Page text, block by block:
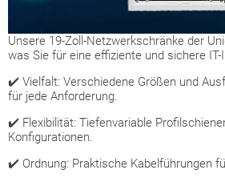
Unsere 19-Zoll-Netzwerkschränke der
was Sie für eine effiziente und sichere
✔️ Vielfalt: Verschiedene Größen und
für jede Anforderung.
✔️ Flexibilität: Tiefenvariable
Konfigurationen.
✔️ Ordnung: Praktische Kabelführungen